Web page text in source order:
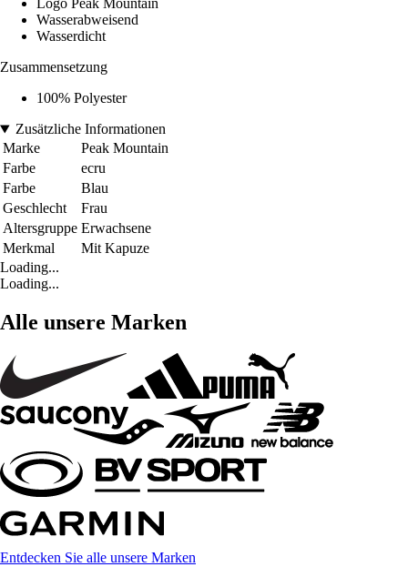
Logo Peak Mountain
Wasserabweisend
Wasserdicht
Zusammensetzung
100% Polyester
Zusätzliche Informationen
Marke
Peak Mountain
Farbe
ecru
Farbe
Blau
Geschlecht
Frau
Altersgruppe Erwachsene
Merkmal
Mit Kapuze
Loading...
Loading...
Alle unsere Marken
Entdecken Sie alle unsere Marken